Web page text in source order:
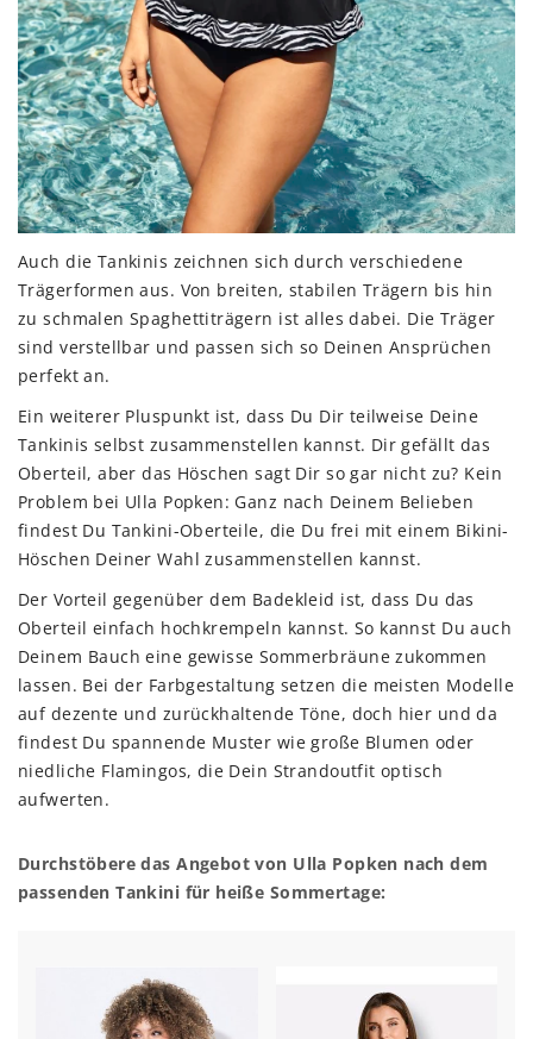
Auch die Tankinis zeichnen sich durch verschiedene
Trägerformen aus. Von breiten, stabilen Trägern bis hin
zu schmalen Spaghettiträgern ist alles dabei. Die Träger
sind verstellbar und passen sich so Deinen Ansprüchen
perfekt an.
Ein weiterer Pluspunkt ist, dass Du Dir teilweise Deine
Tankinis selbst zusammenstellen kannst. Dir gefällt das
Oberteil, aber das Höschen sagt Dir so gar nicht zu? Kein
Problem bei Ulla Popken: Ganz nach Deinem Belieben
findest Du Tankini-Oberteile, die Du frei mit einem Bikini-
Höschen Deiner Wahl zusammenstellen kannst.
Der Vorteil gegenüber dem Badekleid ist, dass Du das
Oberteil einfach hochkrempeln kannst. So kannst Du auch
Deinem Bauch eine gewisse Sommerbräune zukommen
lassen. Bei der Farbgestaltung setzen die meisten Modelle
auf dezente und zurückhaltende Töne, doch hier und da
findest Du spannende Muster wie große Blumen oder
niedliche Flamingos, die Dein Strandoutfit optisch
aufwerten.
Durchstöbere das Angebot von Ulla Popken nach dem
passenden Tankini für heiße Sommertage: